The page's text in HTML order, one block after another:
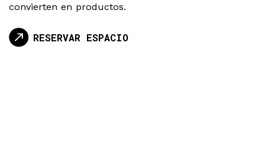
convierten en productos.
RESERVAR ESPACIO